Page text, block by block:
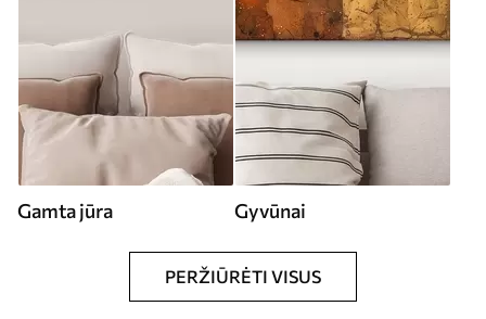
Gamta jūra Gyvūnai
PERŽIŪRĖTI VISUS